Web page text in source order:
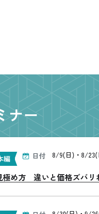
ナー
編 日付 8/9(日)・8/
極め方 違いと価格ズバリ